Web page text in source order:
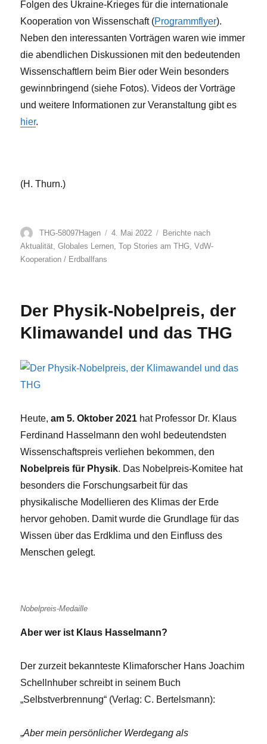
Folgen des Ukraine-Krieges für die internationale
Kooperation von Wissenschaft (Programmflyer).
Neben den interessanten Vorträgen waren wie immer
die abendlichen Diskussionen mit den bedeutenden
Wissenschaftlern beim Bier oder Wein besonders
gewinnbringend (siehe Fotos). Videos der Vorträge
und weitere Informationen zur Veranstaltung gibt es
hier.
(H. Thurn.)
Autor
THG-58097Hagen
Veröffentlicht
am
4. Mai 2022 Kategorien
Berichte nach
Aktualität ,Globales Lernen ,Top Stories am THG ,VdW-
Kooperation / Erdballfans
Der Physik-Nobelpreis, der
Klimawandel und das THG
Heute,am 5. Oktober 2021 hat Professor Dr. Klaus
Ferdinand Hasselmann den wohl bedeutendsten
Wissenschaftspreis verliehen bekommen, den
Nobelpreis für Physik. Das Nobelpreis-Komitee hat
besonders die Forschungsarbeit für das
physikalische Modellieren des Klimas der Erde
hervor gehoben. Damit wurde die Grundlage für das
Wissen über das Erdklima und den Einfluss des
Menschen gelegt.
Nobelpreis-Medaille
Aber wer ist Klaus Hasselmann?
Der zurzeit bekannteste Klimaforscher Hans Joachim
Schellnhuber schreibt in seinem Buch
„Selbstverbrennung“ (Verlag: C. Bertelsmann):
„Aber mein persönlicher Werdegang als